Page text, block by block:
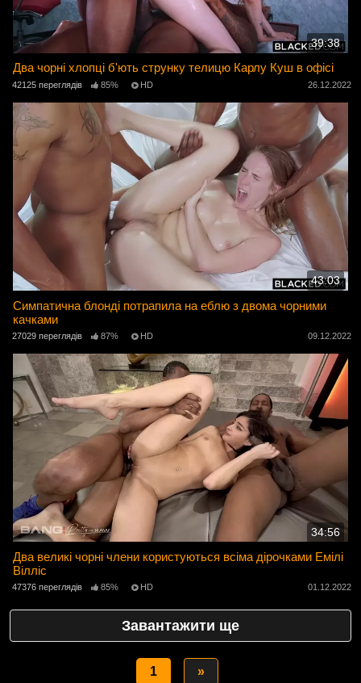
39:38
Два чорні хлопці б'ють струнку телицю Карлу Куш в офісі
42125 переглядів 85% HD 26.12.2022
43:03
Симпатична блонді потрапила на еблю з двома чорними
качками
27029 переглядів 87% HD 09.12.2022
34:56
Два великі чорні члени користуються всіма дірочками Емілі
Вілліс
47376 переглядів 85% HD 01.12.2022
Завантажити ще
1 »